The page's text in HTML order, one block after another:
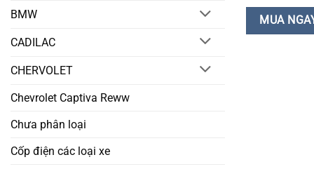
BMW
CADILAC
CHERVOLET
Chevrolet Captiva Reww
Chưa phân loại
Cốp điện các loại xe
là:
MUA